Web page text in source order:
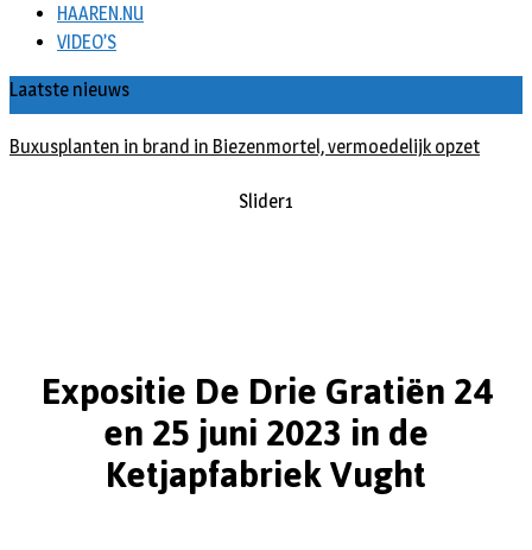
HAAREN.NU
VIDEO’S
Laatste nieuws
Buxusplanten in brand in Biezenmortel, vermoedelijk opzet
Slider1
Expositie De Drie Gratiën 24
en 25 juni 2023 in de
Ketjapfabriek Vught